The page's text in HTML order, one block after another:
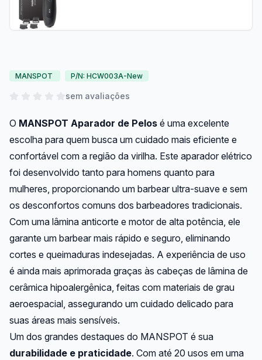
MANSPOT P/N: HCW003A-New
sem avaliações
O MANSPOT Aparador de Pelos é uma excelente
escolha para quem busca um cuidado mais eficiente e
confortável com a região da virilha. Este aparador elétrico
foi desenvolvido tanto para homens quanto para
mulheres, proporcionando um barbear ultra-suave e sem
os desconfortos comuns dos barbeadores tradicionais.
Com uma lâmina anticorte e motor de alta potência, ele
garante um barbear mais rápido e seguro, eliminando
cortes e queimaduras indesejadas. A experiência de uso
é ainda mais aprimorada graças às cabeças de lâmina de
cerâmica hipoalergênica, feitas com materiais de grau
aeroespacial, assegurando um cuidado delicado para
suas áreas mais sensíveis.
Um dos grandes destaques do MANSPOT é sua
durabilidade e praticidade. Com até 20 usos em uma